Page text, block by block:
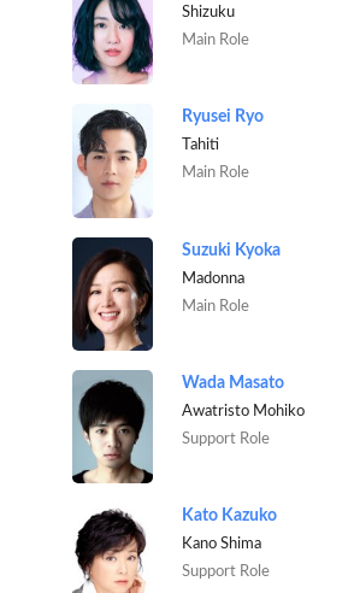
Shizuku
Main Role
Ryusei Ryo
Tahiti
Main Role
Suzuki Kyoka
Madonna
Main Role
Wada Masato
Awatristo Mohiko
Support Role
Kato Kazuko
Kano Shima
Support Role